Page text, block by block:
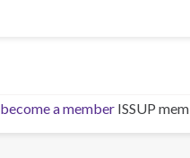
ISSUP
become a member